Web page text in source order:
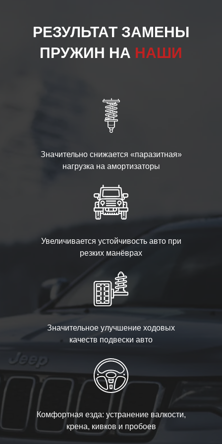
РЕЗУЛЬТАТ ЗАМЕНЫ
ПРУЖИН НА НАШИ
Значительно снижается «паразитная»
нагрузка на амортизаторы
Увеличивается устойчивость авто при
резких манёврах
Значительное улучшение ходовых
качеств подвески авто
Комфортная езда: устранение валкости,
крена, кивков и пробоев